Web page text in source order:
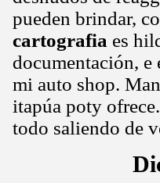
pueden brindar,
cartografia es
documentación,
mi auto shop.
itapúa poty
todo saliendo de